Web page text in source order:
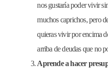
nos gustaría poder vivir
muchos caprichos, pero
quieras vivir por encima
arriba de deudas que no
Aprende a hacer